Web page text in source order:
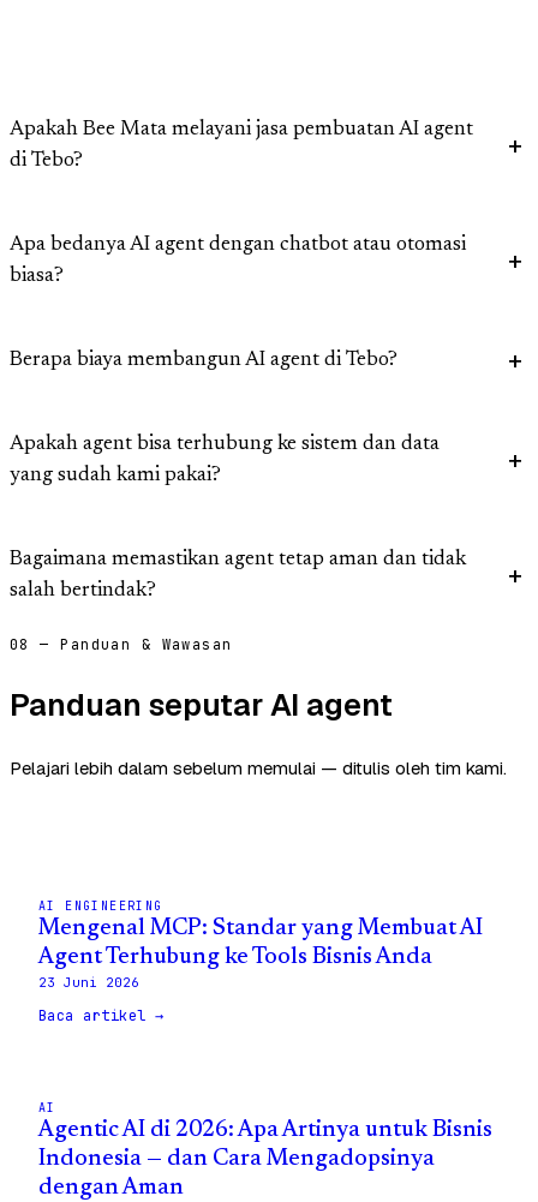
Apakah Bee Mata melayani jasa pembuatan AI agent
di Tebo?
Apa bedanya AI agent dengan chatbot atau otomasi
biasa?
Berapa biaya membangun AI agent di Tebo?
Apakah agent bisa terhubung ke sistem dan data
yang sudah kami pakai?
Bagaimana memastikan agent tetap aman dan tidak
salah bertindak?
08 — Panduan & Wawasan
Panduan seputar AI agent
Pelajari lebih dalam sebelum memulai — ditulis oleh tim kami.
AI ENGINEERING
Mengenal MCP: Standar yang Membuat AI
Agent Terhubung ke Tools Bisnis Anda
23 Juni 2026
Baca artikel →
AI
Agentic AI di 2026: Apa Artinya untuk Bisnis
Indonesia — dan Cara Mengadopsinya
dengan Aman